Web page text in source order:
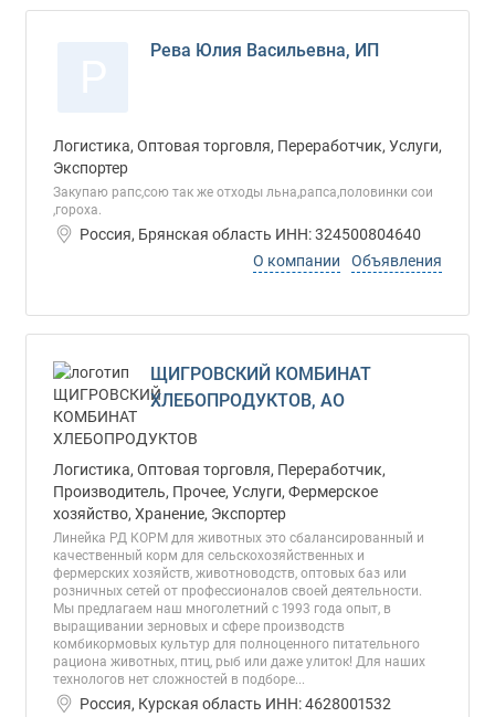
Рева Юлия Васильевна, ИП
Логистика, Оптовая торговля, Переработчик, Услуги,
Экспортер
Закупаю рапс,сою так же отходы льна,рапса,половинки сои
,гороха.
Россия, Брянская область ИНН: 324500804640
О компании
Объявления
ЩИГРОВСКИЙ КОМБИНАТ
ХЛЕБОПРОДУКТОВ, АО
Логистика, Оптовая торговля, Переработчик,
Производитель, Прочее, Услуги, Фермерское
хозяйство, Хранение, Экспортер
Линейка РД КОРМ для животных это сбалансированный и
качественный корм для сельскохозяйственных и
фермерских хозяйств, животноводств, оптовых баз или
розничных сетей от профессионалов своей деятельности.
Мы предлагаем наш многолетний с 1993 года опыт, в
выращивании зерновых и сфере производств
комбикормовых культур для полноценного питательного
рациона животных, птиц, рыб или даже улиток! Для наших
технологов нет сложностей в подборе...
Россия, Курская область ИНН: 4628001532